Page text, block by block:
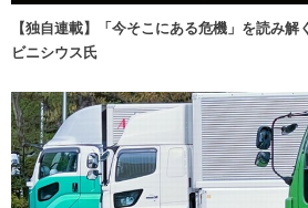
【独自連載】「今そこにある危機」を読み
ビニシウス氏